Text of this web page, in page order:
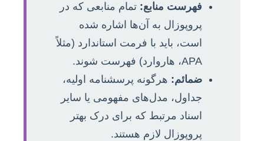
فهرست منابع: تمام منابعی که در
پروپوزال به آن‌ها اشاره شده
است، باید با فرمت استاندارد (مثلاً
APA، هاروارد) فهرست شوند.
ضمائم: هرگونه پرسشنامه اولیه،
جداول، مدل‌های مفهومی یا سایر
اسناد مرتبط که برای درک بهتر
پروپوزال لازم هستند.